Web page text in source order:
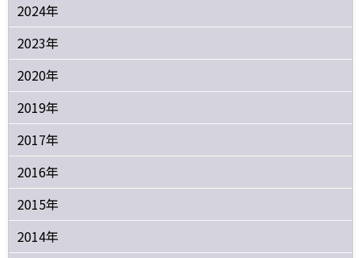
2024年
2023年
2020年
2019年
2017年
2016年
2015年
2014年